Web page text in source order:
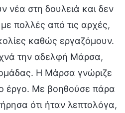
νέα στη δουλειά και δεν
πολλές από τις αρχές,
καθώς εργαζόμουν.
την αδελφή Μάρσα,
Η Μάρσα γνώριζε
έργο. Με βοηθούσε πάρα
ότι ήταν λεπτολόγα,